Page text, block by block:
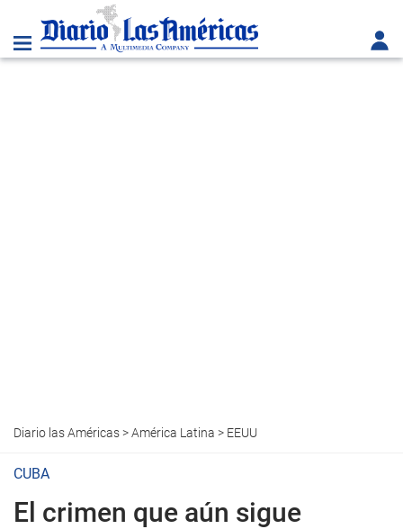
Diario las Américas>América Latina > EEUU
CUBA
El crimen que aún sigue